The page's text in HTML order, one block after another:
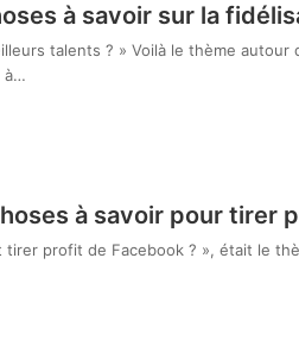
à savoir sur la
talents ? » Voilà le thème autour
à…
à savoir pour tirer
tirer profit de Facebook ? », était le